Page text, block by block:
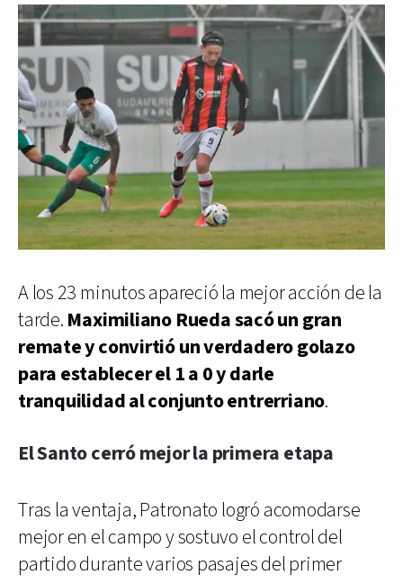
A los 23 minutos apareció la mejor acción de la
tarde. Maximiliano Rueda sacó un gran
remate y convirtió un verdadero golazo
para establecer el 1 a 0 y darle
tranquilidad al conjunto entrerriano.
El Santo cerró mejor la primera etapa
Tras la ventaja, Patronato logró acomodarse
mejor en el campo y sostuvo el control del
partido durante varios pasajes del primer